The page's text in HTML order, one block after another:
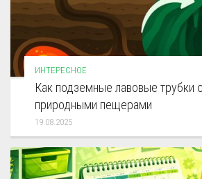
ИНТЕРЕСНОЕ
Как подземные лавовые трубки
природными пещерами
19.08.2025